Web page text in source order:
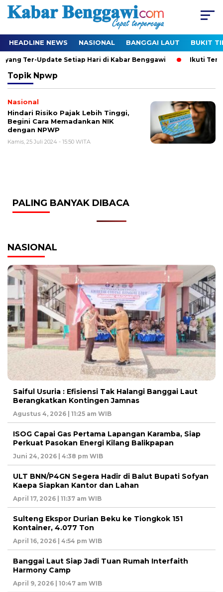
HEADLINE NEWS NASIONAL BANGGAI LAUT BUKIT
Ter-Update Setiap Hari di Kabar Benggawi Ikuti
Topik Npwp
Nasional
Hindari Risiko Pajak Lebih Tinggi,
Begini Cara Memadankan NIK
dengan NPWP
Kamis, 25 Juli 2024 - 15:50 WITA
PALING BANYAK DIBACA
NASIONAL
Saiful Usuria : Efisiensi Tak Halangi Banggai Laut
Berangkatkan Kontingen Jamnas
Agustus 4, 2026 | 11:25 am WIB
ISOG Capai Gas Pertama Lapangan Karamba, Siap
Perkuat Pasokan Energi Kilang Balikpapan
Juni 24, 2026 | 4:38 pm WIB
ULT BNN/P4GN Segera Hadir di Balut Bupati Sofyan
Kaepa Siapkan Kantor dan Lahan
April 17, 2026 | 11:37 am WIB
Sulteng Ekspor Durian Beku ke Tiongkok 151
Kontainer, 4.077 Ton
April 16, 2026 | 4:54 pm WIB
Banggai Laut Siap Jadi Tuan Rumah Interfaith
Harmony Camp
April 9, 2026 | 10:47 am WIB